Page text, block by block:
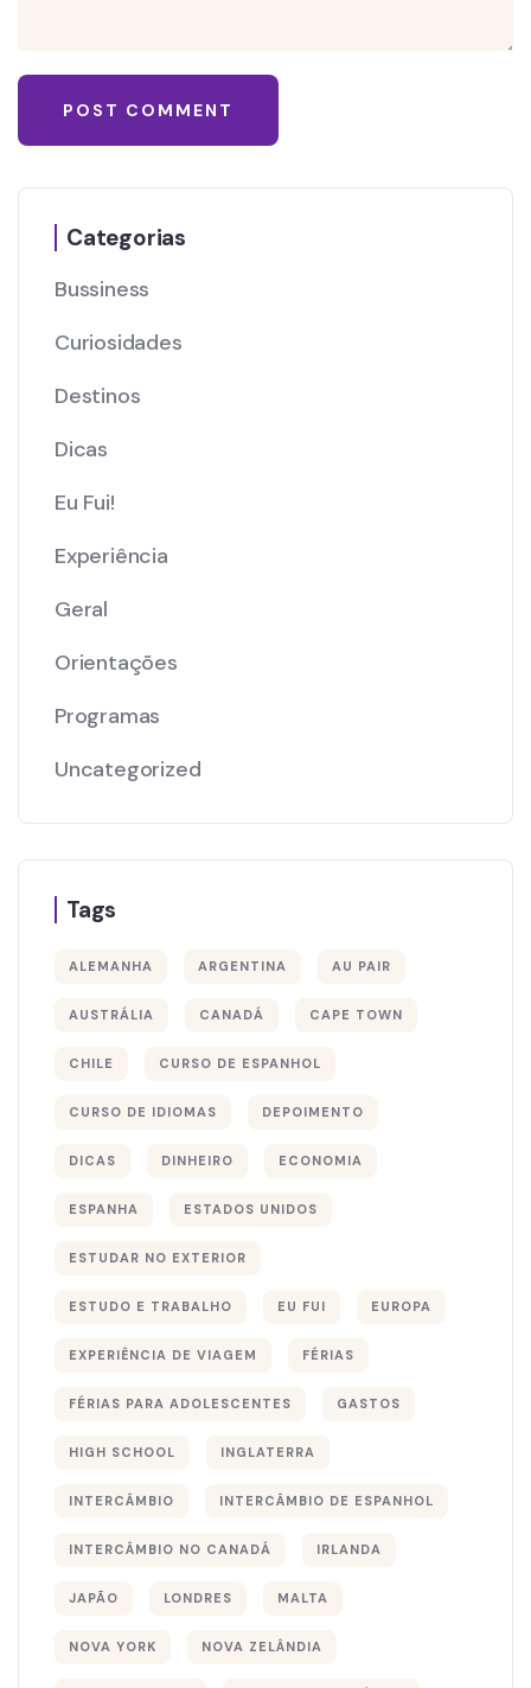
Categorias
Bussiness
Curiosidades
Destinos
Dicas
Eu Fui!
Experiência
Geral
Orientações
Programas
Uncategorized
Tags
ALEMANHA ARGENTINA AU PAIR
AUSTRÁLIA CANADÁ CAPE TOWN
CHILE CURSO DE ESPANHOL
CURSO DE IDIOMAS DEPOIMENTO
DICAS DINHEIRO ECONOMIA
ESPANHA ESTADOS UNIDOS
ESTUDAR NO EXTERIOR
ESTUDO E TRABALHO EU FUI EUROPA
EXPERIÊNCIA DE VIAGEM FÉRIAS
FÉRIAS PARA ADOLESCENTES GASTOS
HIGH SCHOOL INGLATERRA
INTERCÂMBIO INTERCÂMBIO DE ESPANHOL
INTERCÂMBIO NO CANADÁ IRLANDA
JAPÃO LONDRES MALTA
NOVA YORK NOVA ZELÂNDIA